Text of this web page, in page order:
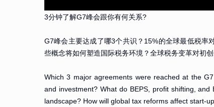
3分钟了解G7峰会跟你有何关系?
G7峰会主要达成了哪3个共识？15%的全球最低税率
些概念将如何塑造国际税务环境？全球税务变革对初
Which 3 major agreements were reached at the
and investment? What do BEPS, profit shifting,
landscape? How will global tax reforms affect start-